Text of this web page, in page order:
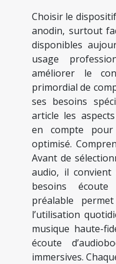
Choisir le
anodin, surtout
disponibles
usage
améliorer le
primordial de
ses besoins
article les
en compte
optimisé.
Avant de
audio, il
besoins
préalable
l’utilisation
musique haute-
écoute
immersives.